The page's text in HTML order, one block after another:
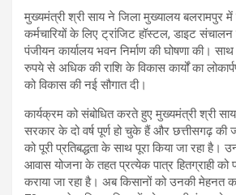
मुख्यमंत्री श्री साय ने जिला मुख्यालय बलरामपुर में
कर्मचारियों के लिए ट्रांजिट हॉस्टल, डाइट
पंजीयन कार्यालय भवन निर्माण की घोषणा की।
रुपये से अधिक की राशि के विकास कार्यों का
को विकास की नई सौगात दी।
कार्यक्रम को संबोधित करते हुए मुख्यमंत्री श्री
सरकार के दो वर्ष पूर्ण हो चुके हैं और छत्तीसगढ़ की
को पूरी प्रतिबद्धता के साथ पूरा किया जा रहा है।
आवास योजना के तहत प्रत्येक पात्र हितग्राही
कराया जा रहा है। अब किसानों को उनकी मेहनत